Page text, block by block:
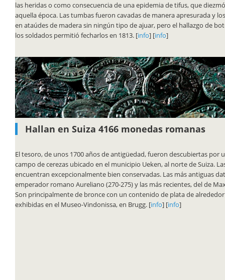
las heridas o como consecuencia de una epidemia de tifus, que
aquella época. Las tumbas fueron cavadas de manera apresurada y
en ataúdes de madera sin ningún tipo de ajuar, pero el hallazgo de
los soldados permitió fecharlos en 1813. [info] [info]
Hallan en Suiza 4166 monedas romanas
El tesoro, de unos 1700 años de antigüedad, fueron descubiertas por
campo de cerezas ubicado en el municipio Ueken, al norte de Suiza.
encuentran excepcionalmente bien conservadas. Las más antiguas
emperador romano Aureliano (270-275) y las más recientes, del de
Son principalmente de bronce con un contenido de plata de alrededor
exhibidas en el Museo-Vindonissa, en Brugg. [info] [info]